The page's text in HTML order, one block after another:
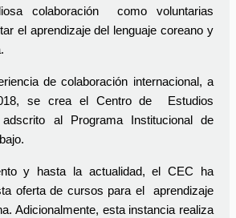
colaboración como voluntarias
el aprendizaje del lenguaje coreano y
de colaboración internacional, a
se crea el Centro de Estudios
al Programa Institucional de
y hasta la actualidad, el CEC ha
oferta de cursos para el aprendizaje
Adicionalmente, esta instancia realiza